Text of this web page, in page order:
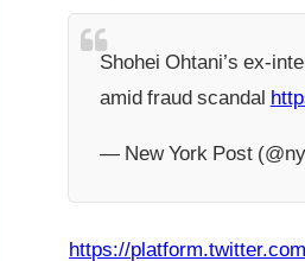
Shohei Ohtani’s ex-
amid fraud scandal
— New York Post
https://